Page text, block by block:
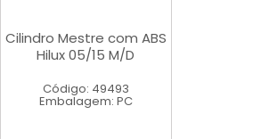
Cilindro Mestre com ABS
Hilux 05/15 M/D
Código: 49493
Embalagem: PC